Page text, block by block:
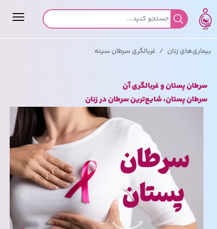
جستجو برای:
بیماری‌های زنان / غربالگری سرطان سینه
سرطان پستان و غربالگری آن
سرطان پستان، شایع‌ترین سرطان در زنان